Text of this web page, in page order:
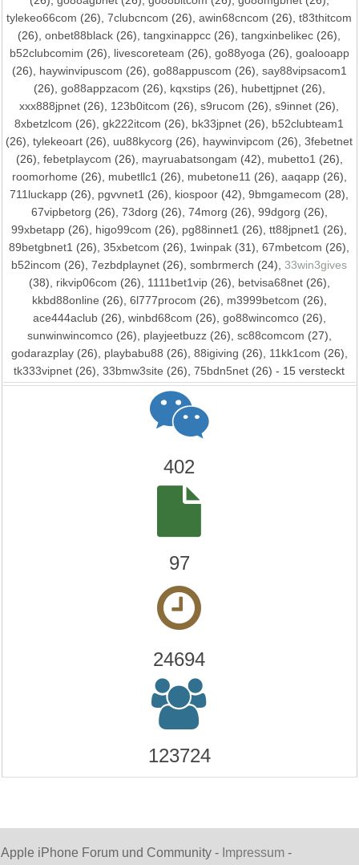
tylekeo66com (26),7clubcncom (26),awin68cncom (26),t83thitcom
(26),onbet88black (26),tangxinappcc (26),tangxinbelikec (26),
b52clubcomim (26), livescoreteam (26), go88yoga(26), goalooapp
(26), haywinvipuscom (26), go88appuscom (26), say88vipsacom1
(26), go88appzacom (26), kqxstips(26), hubettjpnet(26),
xxx888jpnet (26), 123b0itcom (26),s9rucom (26),s9innet (26),
8xbetzlcom (26),gk222itcom (26), bk33jpnet (26), b52clubteam1
(26),tylekeoart (26), uu88kycorg (26), haywinvipcom (26),3febetnet
(26), febetplaycom (26), mayruabatsongam (42), mubetto1 (26),
roomorhome (26), mubetllc1 (26), mubetone11 (26), aaqapp(26),
711luckapp (26), pgvvnet1 (26), kiospoor (42),9bmgamecom (28),
67vipbetorg (26), 73dorg (26), 74morg (26), 99dgorg (26),
99xbetapp (26), higo99com (26), pg88innet1 (26),tt88jpnet1 (26),
89betgbnet1 (26),35xbetcom (26), 1winpak (31),67mbetcom (26),
b52incom (26),7ezbdplaynet (26),sombrmerch (24),33win3gives
(38), rikvip06com (26), 1111bet1vip(26), betvisa68net(26),
kkbd88online (26), 6l777procom (26), m3999betcom (26),
ace444aclub(26), winbd68com (26), go88wincomco(26),
sunwinwincomco(26), playjeetbuzz(26), sc88comcom (27),
godarazplay(26), playbabu88 (26), 88igiving (26), 11kk1com (26),
tk333vipnet (26),33bmw3site (26),75bdn5net (26) - 15 versteckt
402
97
24694
123724
Apple iPhone Forum und Community - Impressum -